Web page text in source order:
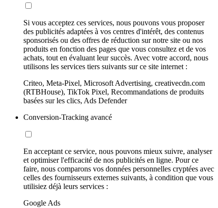
Si vous acceptez ces services, nous pouvons vous proposer
des publicités adaptées à vos centres d'intérêt, des contenus
sponsorisés ou des offres de réduction sur notre site ou nos
produits en fonction des pages que vous consultez et de vos
achats, tout en évaluant leur succès. Avec votre accord, nous
utilisons les services tiers suivants sur ce site internet :
Criteo, Meta-Pixel, Microsoft Advertising, creativecdn.com
(RTBHouse), TikTok Pixel, Recommandations de produits
basées sur les clics, Ads Defender
Conversion-Tracking avancé
En acceptant ce service, nous pouvons mieux suivre, analyser
et optimiser l'efficacité de nos publicités en ligne. Pour ce
faire, nous comparons vos données personnelles cryptées avec
celles des fournisseurs externes suivants, à condition que vous
utilisiez déjà leurs services :
Google Ads